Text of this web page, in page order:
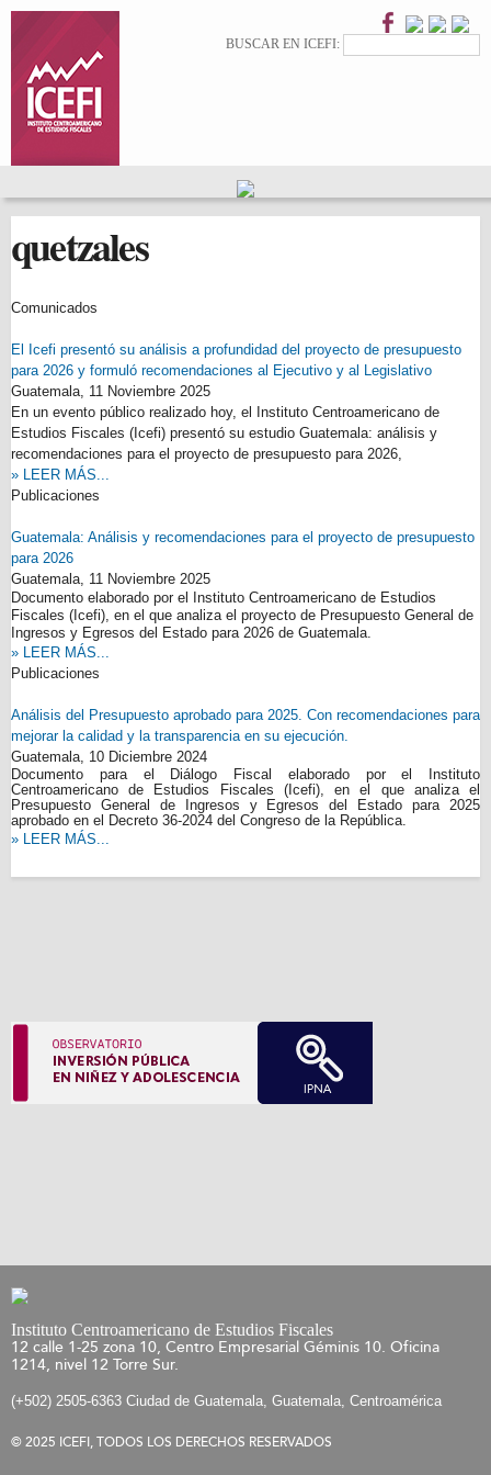
principalFormulario de
BUSCAR EN ICEFI:
quetzales
Comunicados
El Icefi presentó su análisis a profundidad del proyecto de presupuesto
para 2026 y formuló recomendaciones al Ejecutivo y al Legislativo
Guatemala, 11 Noviembre 2025
En un evento público realizado hoy, el Instituto Centroamericano de
Estudios Fiscales (Icefi) presentó su estudio Guatemala: análisis y
recomendaciones para el proyecto de presupuesto para 2026,
» LEER MÁS...
Publicaciones
Guatemala: Análisis y recomendaciones para el proyecto de presupuesto
para 2026
Guatemala, 11 Noviembre 2025
Documento elaborado por el Instituto Centroamericano de Estudios
Fiscales (Icefi), en el que analiza el proyecto de Presupuesto General de
Ingresos y Egresos del Estado para 2026 de Guatemala.
» LEER MÁS...
Publicaciones
Análisis del Presupuesto aprobado para 2025. Con recomendaciones para
mejorar la calidad y la transparencia en su ejecución.
Guatemala, 10 Diciembre 2024
Documento para el Diálogo Fiscal elaborado por el Instituto
Centroamericano de Estudios Fiscales (Icefi), en el que analiza el
Presupuesto General de Ingresos y Egresos del Estado para 2025
aprobado en el Decreto 36-2024 del Congreso de la República.
» LEER MÁS...
Instituto Centroamericano de Estudios Fiscales
12 calle 1-25 zona 10, Centro Empresarial Géminis 10. Oficina
1214, nivel 12 Torre Sur.
(+502) 2505-6363 Ciudad de Guatemala, Guatemala, Centroamérica
© 2025 ICEFI, TODOS LOS DERECHOS RESERVADOS